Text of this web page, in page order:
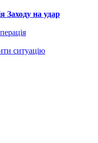
Заходу на удар
ситуацію